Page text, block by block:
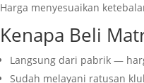
Harga menyesuaikan
Kenapa Beli
Langsung dari pabrik —
Sudah melayani ratusan